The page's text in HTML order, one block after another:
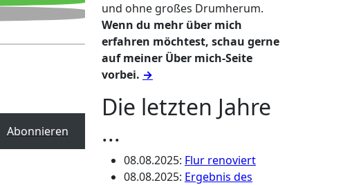
Abonnieren
und ohne großes Drumherum.
Wenn du mehr über mich
erfahren möchtest, schau gerne
auf meiner Über mich-Seite
vorbei. →
Die letzten Jahre
...
08.08.2025: Flur renoviert
08.08.2025: Ergebnis des